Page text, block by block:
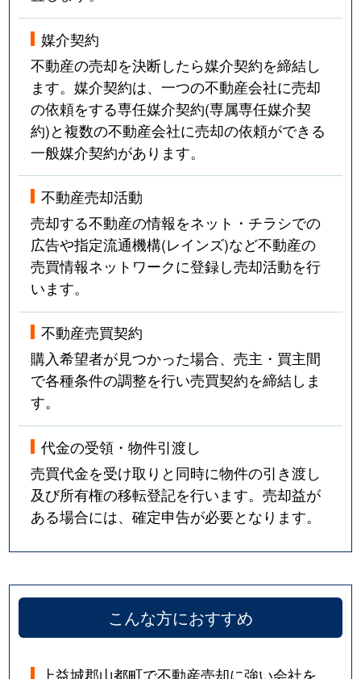
媒介契約
不動産の売却を決断したら媒介契約を締結し
ます。媒介契約は、一つの不動産会社に売却
の依頼をする専任媒介契約(専属専任媒介契
約)と複数の不動産会社に売却の依頼ができる
一般媒介契約があります。
不動産売却活動
売却する不動産の情報をネット・チラシでの
広告や指定流通機構(レインズ)など不動産の
売買情報ネットワークに登録し売却活動を行
います。
不動産売買契約
購入希望者が見つかった場合、売主・買主間
で各種条件の調整を行い売買契約を締結しま
す。
代金の受領・物件引渡し
売買代金を受け取りと同時に物件の引き渡し
及び所有権の移転登記を行います。売却益が
ある場合には、確定申告が必要となります。
こんな方におすすめ
上益城郡山都町で不動産売却に強い会社を